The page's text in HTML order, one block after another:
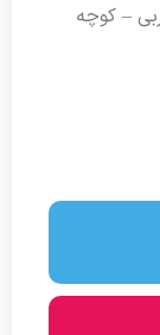
– کوچه